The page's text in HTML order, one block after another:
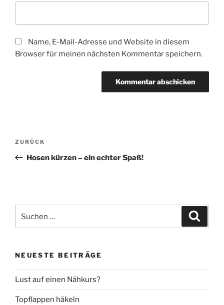
Name, E-Mail-Adresse und Website in diesem
Browser für meinen nächsten Kommentar speichern.
Beitragsnavigation
Vorheriger
Beitrag
ZURÜCK
Hosen kürzen – ein echter Spaß!
nach:
NEUESTE BEITRÄGE
Lust auf einen Nähkurs?
Topflappen häkeln